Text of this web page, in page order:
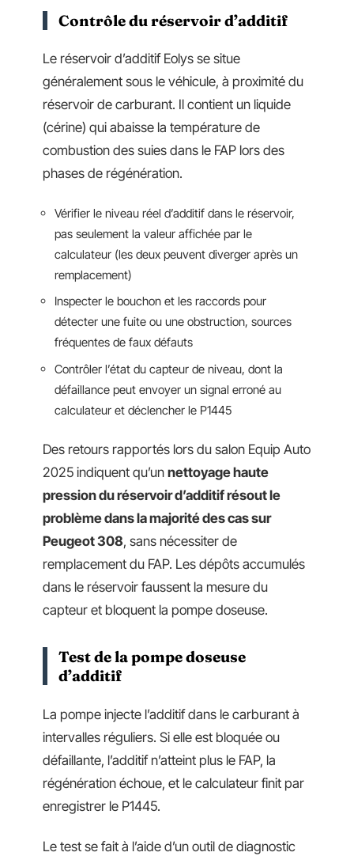
Contrôle du réservoir d’additif
Le réservoir d’additif Eolys se situe
généralement sous le véhicule, à proximité du
réservoir de carburant. Il contient un liquide
(cérine) qui abaisse la température de
combustion des suies dans le FAP lors des
phases de régénération.
Vérifier le niveau réel d’additif dans le réservoir,
pas seulement la valeur affichée par le
calculateur (les deux peuvent diverger après un
remplacement)
Inspecter le bouchon et les raccords pour
détecter une fuite ou une obstruction, sources
fréquentes de faux défauts
Contrôler l’état du capteur de niveau, dont la
défaillance peut envoyer un signal erroné au
calculateur et déclencher le P1445
Des retours rapportés lors du salon Equip Auto
2025 indiquent qu’un nettoyage haute
pression du réservoir d’additif résout le
problème dans la majorité des cas sur
Peugeot 308, sans nécessiter de
remplacement du FAP. Les dépôts accumulés
dans le réservoir faussent la mesure du
capteur et bloquent la pompe doseuse.
Test de la pompe doseuse
d’additif
La pompe injecte l’additif dans le carburant à
intervalles réguliers. Si elle est bloquée ou
défaillante, l’additif n’atteint plus le FAP, la
régénération échoue, et le calculateur finit par
enregistrer le P1445.
Le test se fait à l’aide d’un outil de diagnostic